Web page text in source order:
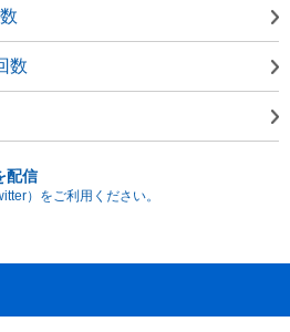
数
配信
）をご利用ください。